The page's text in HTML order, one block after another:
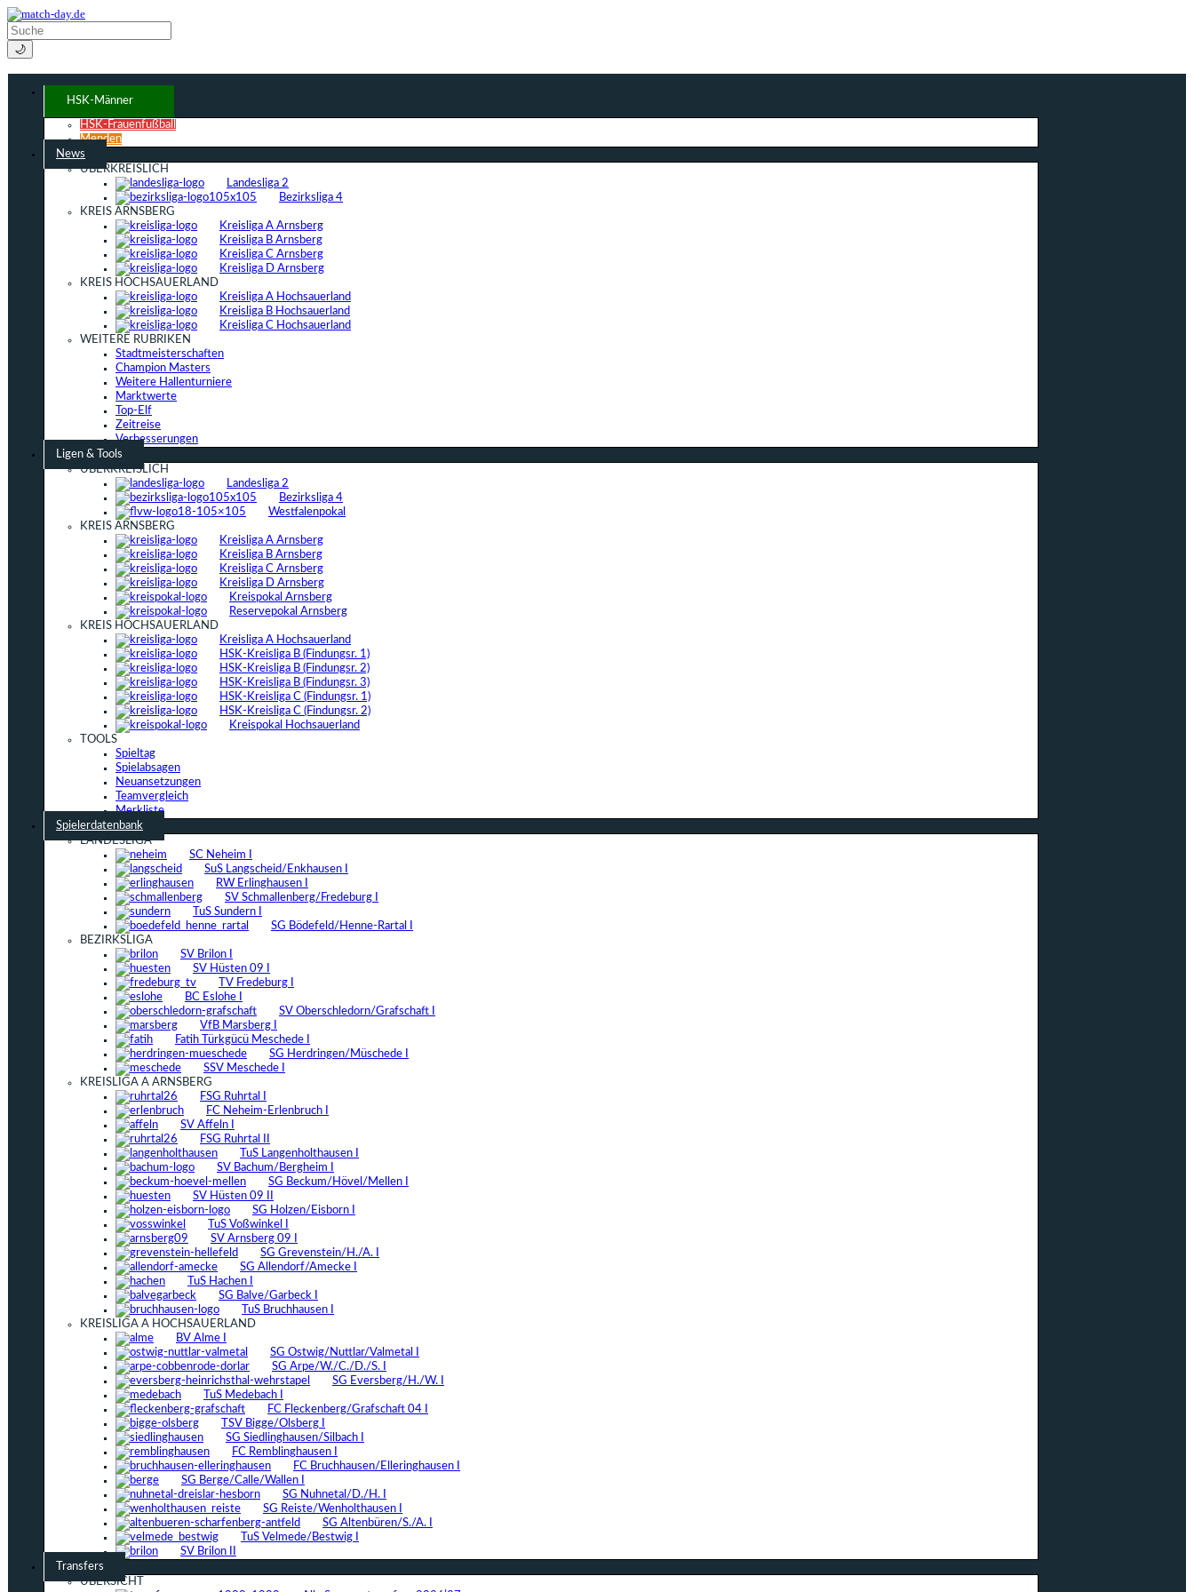
🌙
HSK-Männer
HSK-Frauenfußball
Menden
News
ÜBERKREISLICH
Landesliga 2
Bezirksliga 4
KREIS ARNSBERG
Kreisliga A Arnsberg
Kreisliga B Arnsberg
Kreisliga C Arnsberg
Kreisliga D Arnsberg
KREIS HOCHSAUERLAND
Kreisliga A Hochsauerland
Kreisliga B Hochsauerland
Kreisliga C Hochsauerland
WEITERE RUBRIKEN
Stadtmeisterschaften
Champion Masters
Weitere Hallenturniere
Marktwerte
Top-Elf
Zeitreise
Verbesserungen
Ligen & Tools
ÜBERKREISLICH
Landesliga 2
Bezirksliga 4
Westfalenpokal
KREIS ARNSBERG
Kreisliga A Arnsberg
Kreisliga B Arnsberg
Kreisliga C Arnsberg
Kreisliga D Arnsberg
Kreispokal Arnsberg
Reservepokal Arnsberg
KREIS HOCHSAUERLAND
Kreisliga A Hochsauerland
HSK-Kreisliga B (Findungsr. 1)
HSK-Kreisliga B (Findungsr. 2)
HSK-Kreisliga B (Findungsr. 3)
HSK-Kreisliga C (Findungsr. 1)
HSK-Kreisliga C (Findungsr. 2)
Kreispokal Hochsauerland
TOOLS
Spieltag
Spielabsagen
Neuansetzungen
Teamvergleich
Merkliste
Spielerdatenbank
LANDESLIGA
SC Neheim I
SuS Langscheid/Enkhausen I
RW Erlinghausen I
SV Schmallenberg/Fredeburg I
TuS Sundern I
SG Bödefeld/Henne-Rartal I
BEZIRKSLIGA
SV Brilon I
SV Hüsten 09 I
TV Fredeburg I
BC Eslohe I
SV Oberschledorn/Grafschaft I
VfB Marsberg I
Fatih Türkgücü Meschede I
SG Herdringen/Müschede I
SSV Meschede I
KREISLIGA A ARNSBERG
FSG Ruhrtal I
FC Neheim-Erlenbruch I
SV Affeln I
FSG Ruhrtal II
TuS Langenholthausen I
SV Bachum/Bergheim I
SG Beckum/Hövel/Mellen I
SV Hüsten 09 II
SG Holzen/Eisborn I
TuS Voßwinkel I
SV Arnsberg 09 I
SG Grevenstein/H./A. I
SG Allendorf/Amecke I
TuS Hachen I
SG Balve/Garbeck I
TuS Bruchhausen I
KREISLIGA A HOCHSAUERLAND
BV Alme I
SG Ostwig/Nuttlar/Valmetal I
SG Arpe/W./C./D./S. I
SG Eversberg/H./W. I
TuS Medebach I
FC Fleckenberg/Grafschaft 04 I
TSV Bigge/Olsberg I
SG Siedlinghausen/Silbach I
FC Remblinghausen I
FC Bruchhausen/Elleringhausen I
SG Berge/Calle/Wallen I
SG Nuhnetal/D./H. I
SG Reiste/Wenholthausen I
SG Altenbüren/S./A. I
TuS Velmede/Bestwig I
SV Brilon II
Transfers
ÜBERSICHT